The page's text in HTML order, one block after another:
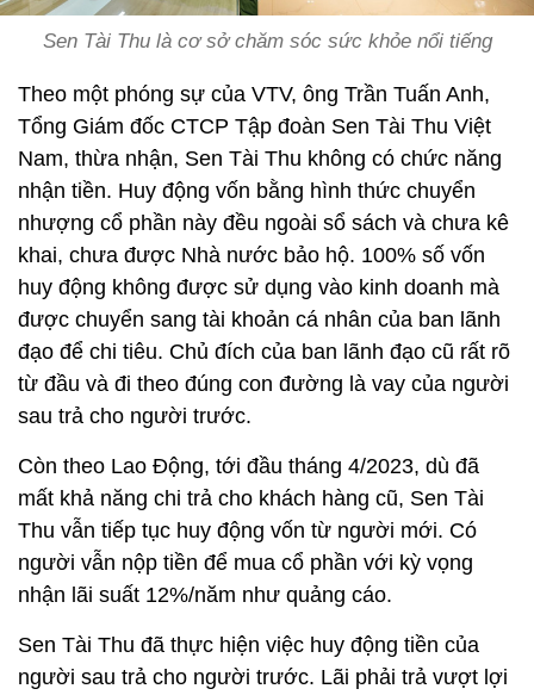
Sen Tài Thu là cơ sở chăm sóc sức khỏe nổi tiếng
Theo một phóng sự của VTV, ông Trần Tuấn Anh,
Tổng Giám đốc CTCP Tập đoàn Sen Tài Thu Việt
Nam, thừa nhận, Sen Tài Thu không có chức năng
nhận tiền. Huy động vốn bằng hình thức chuyển
nhượng cổ phần này đều ngoài sổ sách và chưa kê
khai, chưa được Nhà nước bảo hộ. 100% số vốn
huy động không được sử dụng vào kinh doanh mà
được chuyển sang tài khoản cá nhân của ban lãnh
đạo để chi tiêu. Chủ đích của ban lãnh đạo cũ rất rõ
từ đầu và đi theo đúng con đường là vay của người
sau trả cho người trước.
Còn theo Lao Động, tới đầu tháng 4/2023, dù đã
mất khả năng chi trả cho khách hàng cũ, Sen Tài
Thu vẫn tiếp tục huy động vốn từ người mới. Có
người vẫn nộp tiền để mua cổ phần với kỳ vọng
nhận lãi suất 12%/năm như quảng cáo.
Sen Tài Thu đã thực hiện việc huy động tiền của
người sau trả cho người trước. Lãi phải trả vượt lợi